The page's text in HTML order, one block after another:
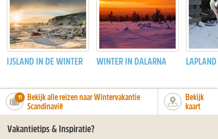
IJSLAND IN DE WINTER WINTER IN DALARNA LAPLAND
number_of_trips:
11
Bekijk alle reizen naar Wintervakantie
Scandinavië
Bekijk
kaart
Vakantietips & Inspiratie?